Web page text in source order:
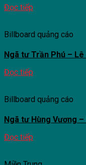
Đọc tiếp
Billboard quảng cáo
Ngã tư Trần Phú –
Đọc tiếp
Billboard quảng cáo
Ngã tư Hùng Vương
Đọc tiếp